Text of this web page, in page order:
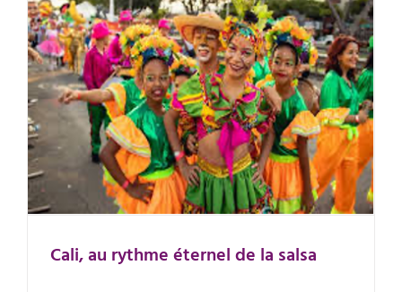
Cali, au rythme éternel de la
salsa
Cali, au rythme éternel de la salsa